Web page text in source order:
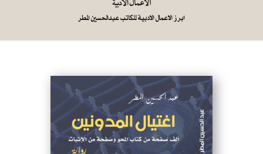
ابرز الاعمال الادبية للكاتب عبدالحسين المطر